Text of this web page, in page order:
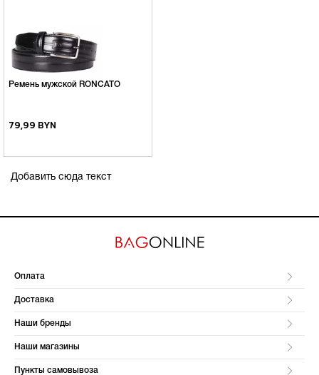
Ремень мужской RONCATO
79,99 BYN
Добавить сюда текст
Оплата
Доставка
Наши бренды
Наши магазины
Пункты самовывоза